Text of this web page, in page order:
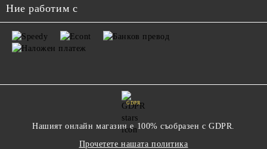
Ние работим с
GDPR
Нашият онлайн магазин е 100% съобразен с GDPR.
Прочетете нашата политика